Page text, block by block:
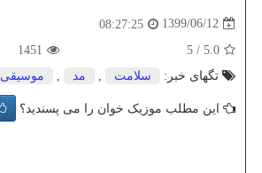
1399/06/12
08:27:25
5.0
/
5
1451
تگهای خبر:
سلامت , مد , موسیقی
این مطلب موزیک خوان را می پسندید؟